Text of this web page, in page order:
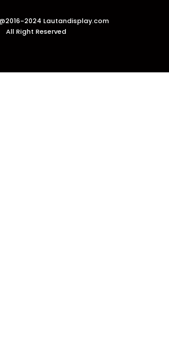
2024 Lautandisplay.com
All Right Reserved